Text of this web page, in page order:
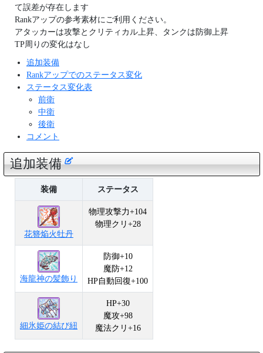
て誤差が存在します
Rankアップの参考素材にご利用ください。
アタッカーは攻撃とクリティカル上昇、タンクは防御上昇
TP周りの変化はなし
追加装備
Rankアップでのステータス変化
ステータス変化表
前衛
中衛
後衛
コメント
追加装備
装備 ステータス
花簪焔火牡丹
物理攻撃力+104
物理クリ+28
海龍神の髪飾り
防御+10
魔防+12
HP自動回復+100
細氷姫の結び紐
HP+30
魔攻+98
魔法クリ+16